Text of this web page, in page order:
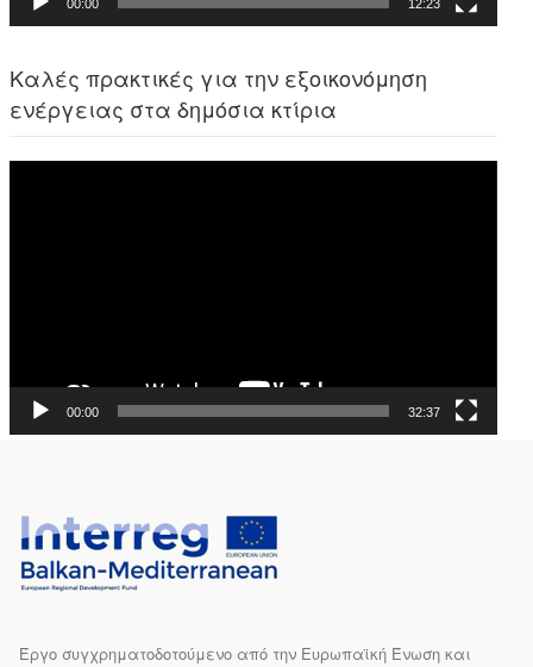
00:00 12:23
Καλές πρακτικές για την εξοικονόμηση
ενέργειας στα δημόσια κτίρια
00:00 32:37
Έργο συγχρηματοδοτούμενο από την Ευρωπαϊκή Ένωση και